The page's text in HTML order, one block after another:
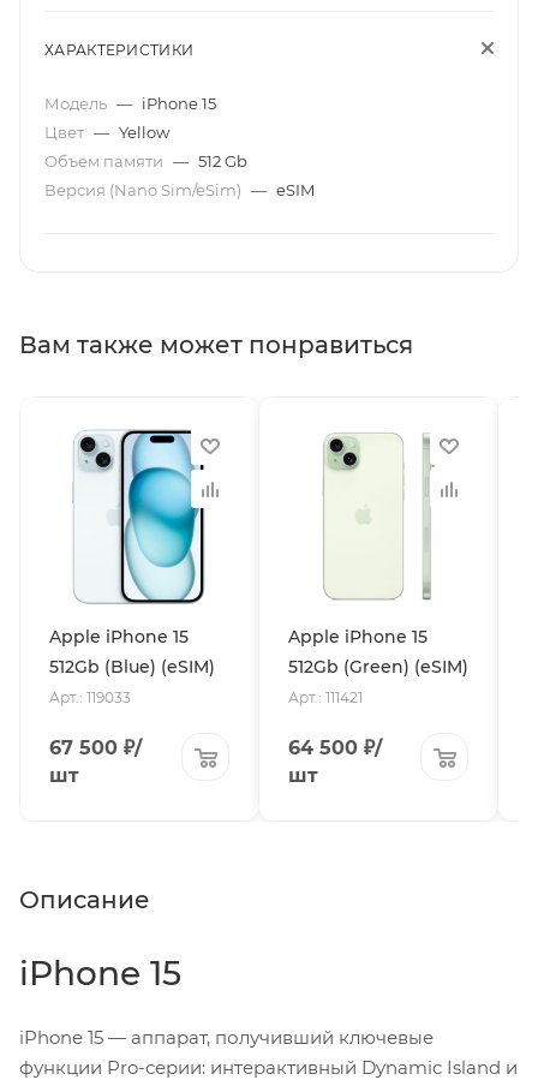
ХАРАКТЕРИСТИКИ
Модель — iPhone 15
Цвет — Yellow
Объем памяти — 512 Gb
Версия (Nano Sim/eSim) — eSIM
Вам также может понравиться
Apple iPhone 15
512Gb (Blue) (eSIM)
Арт.: 119033
67 500 ₽/
шт
Apple iPhone 15
512Gb (Green) (eSIM)
Арт.: 111421
64 500 ₽/
шт
Описание
iPhone 15
iPhone 15 — аппарат, получивший ключевые
функции Pro-серии: интерактивный Dynamic Island и